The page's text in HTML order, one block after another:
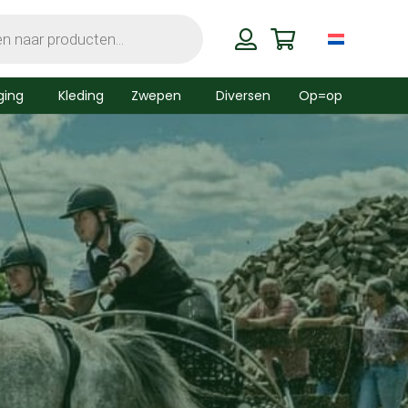
Kleding Zwepen Diversen Op=op